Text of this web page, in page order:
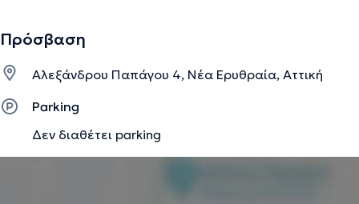
Πρόσβαση
Αλεξάνδρου Παπάγου 4, Νέα Ερυθραία, Αττική
Parking
Δεν διαθέτει parking